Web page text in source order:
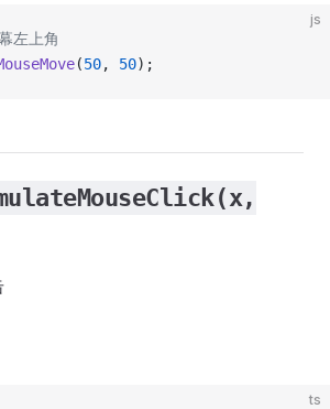
js
左上角
(50, 50);
ts